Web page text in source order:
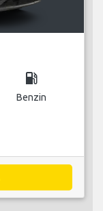
local_gas_station
Benzin